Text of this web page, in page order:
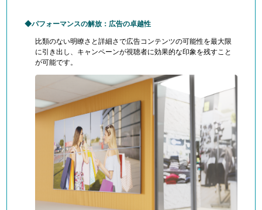
パフォーマンスの解放：広告の卓越性
比類のない明瞭さと詳細さで広告コンテンツの可能性を最大限
に引き出し
、キャンペーンが視聴者に効果的な印象を残すこと
が可能です。